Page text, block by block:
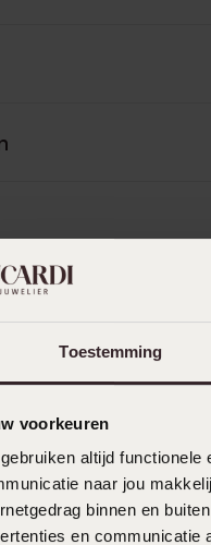
Toestemming
voorkeuren
altijd
naar jou
binnen en
en communicatie
123 Beoordelingen
80.0%
16.0%
2.0%
1.0%
van